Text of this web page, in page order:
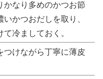
かなり多めのかつお節
かつおだしを取り、
冷ましておく。
つけながら丁寧に薄皮